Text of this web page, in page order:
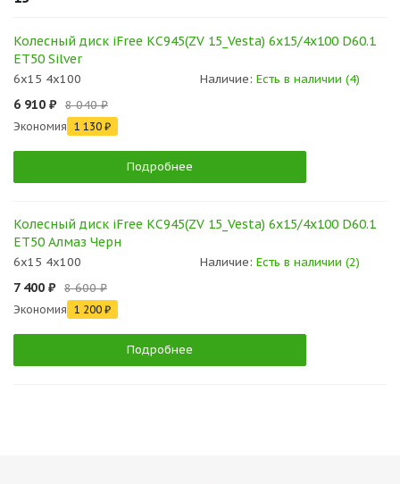
Колесный диск iFree КС945(ZV 15_Vesta) 6x15/4x100 D60.1
ET50 Silver
6x15 4x100 Наличие: Есть в наличии (4)
6 910 ₽ 8 040 ₽
Экономия 1 130 ₽
Подробнее
Колесный диск iFree КС945(ZV 15_Vesta) 6x15/4x100 D60.1
ET50 Алмаз Черн
6x15 4x100 Наличие: Есть в наличии (2)
7 400 ₽ 8 600 ₽
Экономия 1 200 ₽
Подробнее